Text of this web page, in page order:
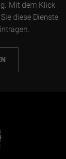
Mit dem Klick
diese Dienste